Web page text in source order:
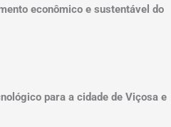
econômico e sustentável do
para a cidade de Viçosa e